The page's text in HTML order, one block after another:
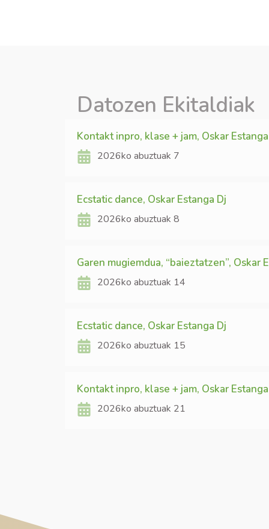
Datozen Ekitaldiak
Kontakt inpro, klase + jam, Oskar Estanga
2026ko abuztuak 7
Ecstatic dance, Oskar Estanga Dj
2026ko abuztuak 8
Garen mugiemdua, “baieztatzen”, Oskar
2026ko abuztuak 14
Ecstatic dance, Oskar Estanga Dj
2026ko abuztuak 15
Kontakt inpro, klase + jam, Oskar Estanga
2026ko abuztuak 21